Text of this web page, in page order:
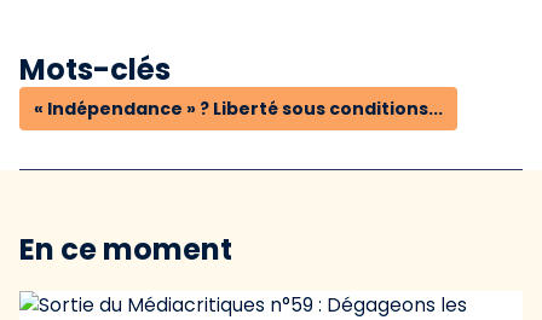
Mots-clés
« Indépendance » ? Liberté sous conditions...
En ce moment